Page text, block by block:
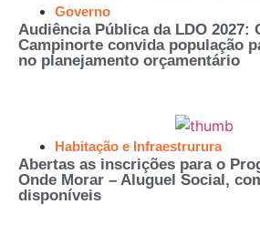
Governo
Audiência Pública da LDO 2027:
Campinorte convida população
no planejamento orçamentário
Habitação e Infraestrurura
Abertas as inscrições para o
Onde Morar – Aluguel Social,
disponíveis